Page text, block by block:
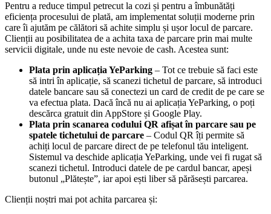
Pentru a reduce timpul petrecut la cozi și pentru a îmbunătăți
eficiența procesului de plată, am implementat soluții moderne prin
care îi ajutăm pe călători să achite simplu și ușor locul de parcare.
Clienții au posibilitatea de a achita taxa de parcare prin mai multe
servicii digitale, unde nu este nevoie de cash. Acestea sunt:
Plata prin aplicația YeParking – Tot ce trebuie să faci este
să intri în aplicație, să scanezi tichetul de parcare, să introduci
datele bancare sau să conectezi un card de credit de pe care se
va efectua plata. Dacă încă nu ai aplicația YeParking, o poți
descărca gratuit din AppStore și Google Play.
Plata prin scanarea codului QR afișat în parcare sau pe
spatele tichetului de parcare – Codul QR îți permite să
achiți locul de parcare direct de pe telefonul tău inteligent.
Sistemul va deschide aplicația YeParking, unde vei fi rugat să
scanezi tichetul. Introduci datele de pe cardul bancar, apeși
butonul „Plătește”, iar apoi ești liber să părăsești parcarea.
Clienții noștri mai pot achita parcarea și: